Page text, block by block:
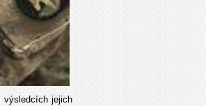
výsledcích jejich